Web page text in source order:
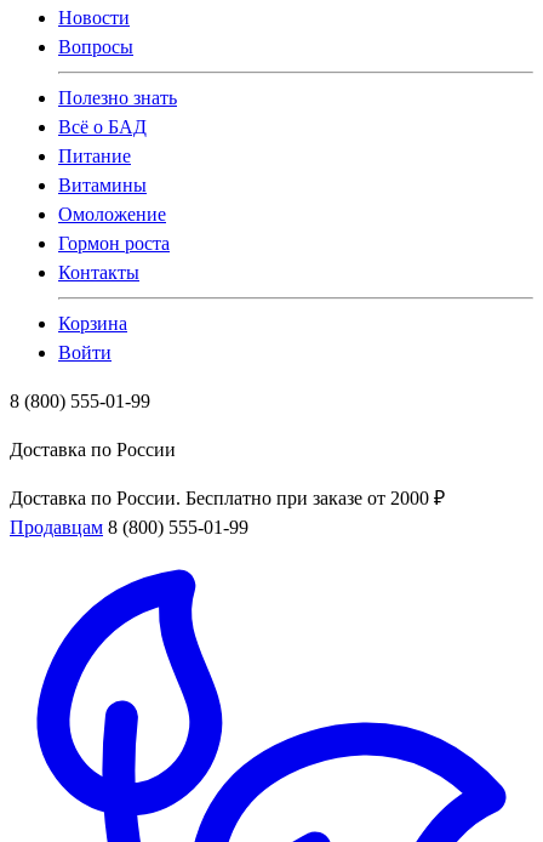
Новости
Вопросы
Полезно знать
Всё о БАД
Питание
Витамины
Омоложение
Гормон роста
Контакты
Корзина
Войти
8 (800) 555-01-99
Доставка по России
Доставка по России. Бесплатно при заказе от 2000 ₽
Продавцам 8 (800) 555-01-99